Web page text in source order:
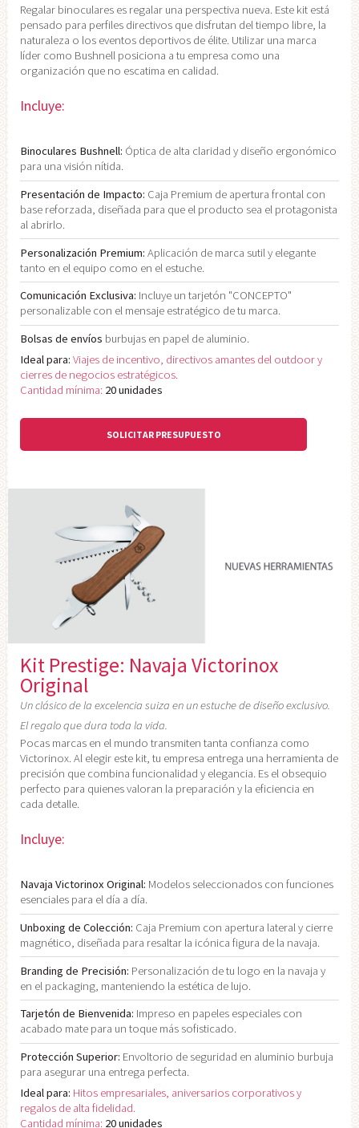
Regalar binoculares es regalar una perspectiva nueva. Este kit está
pensado para perfiles directivos que disfrutan del tiempo libre, la
naturaleza o los eventos deportivos de élite. Utilizar una marca
líder como Bushnell posiciona a tu empresa como una
organización que no escatima en calidad.
Incluye:
Binoculares Bushnell: Óptica de alta claridad y diseño ergonómico
para una visión nítida.
Presentación de Impacto: Caja Premium de apertura frontal con
base reforzada, diseñada para que el producto sea el protagonista
al abrirlo.
Personalización Premium: Aplicación de marca sutil y elegante
tanto en el equipo como en el estuche.
Comunicación Exclusiva: Incluye un tarjetón "CONCEPTO"
personalizable con el mensaje estratégico de tu marca.
Bolsas de envíos burbujas en papel de aluminio.
Ideal para: Viajes de incentivo, directivos amantes del outdoor y
cierres de negocios estratégicos.
Cantidad mínima: 20 unidades
SOLICITAR PRESUPUESTO
Kit Prestige: Navaja Victorinox
Original
Un clásico de la excelencia suiza en un estuche de diseño exclusivo.
El regalo que dura toda la vida.
Pocas marcas en el mundo transmiten tanta confianza como
Victorinox. Al elegir este kit, tu empresa entrega una herramienta de
precisión que combina funcionalidad y elegancia. Es el obsequio
perfecto para quienes valoran la preparación y la eficiencia en
cada detalle.
Incluye:
Navaja Victorinox Original: Modelos seleccionados con funciones
esenciales para el día a día.
Unboxing de Colección: Caja Premium con apertura lateral y cierre
magnético, diseñada para resaltar la icónica figura de la navaja.
Branding de Precisión: Personalización de tu logo en la navaja y
en el packaging, manteniendo la estética de lujo.
Tarjetón de Bienvenida: Impreso en papeles especiales con
acabado mate para un toque más sofisticado.
Protección Superior: Envoltorio de seguridad en aluminio burbuja
para asegurar una entrega perfecta.
Ideal para: Hitos empresariales, aniversarios corporativos y
regalos de alta fidelidad.
Cantidad mínima: 20 unidades